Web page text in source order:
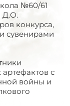
№60/61
Д.О.
конкурса,
сувенирами
с
войны и